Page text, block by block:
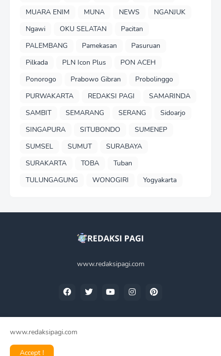
MUARA ENIM
MUNA NEWS
NGANJUK
Ngawi
OKU SELATAN
Pacitan
PALEMBANG
Pamekasan
Pasuruan
Pilkada
PLN Icon Plus
PON ACEH
Ponorogo
Prabowo Gibran
Probolinggo
PURWAKARTA
REDAKSI PAGI
SAMARINDA
SAMBIT
SEMARANG SERANG
Sidoarjo
SINGAPURA
SITUBONDO
SUMENEP
SUMSEL
SUMUT
SURABAYA
SURAKARTA
TOBA
Tuban
TULUNGAGUNG
WONOGIRI Yogyakarta
www.redaksipagi.com
Home Tentang Kami
www.redaksipagi.com
Accept !